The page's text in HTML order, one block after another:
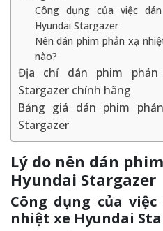
Công dụng của việc
Hyundai Stargazer
Nên dán phim phản xạ
nào?
Địa chỉ dán phim phản
Stargazer chính hãng
Bảng giá dán phim
Stargazer
Lý do nên dán
Hyundai Stargazer
Công dụng của
nhiệt xe Hyundai